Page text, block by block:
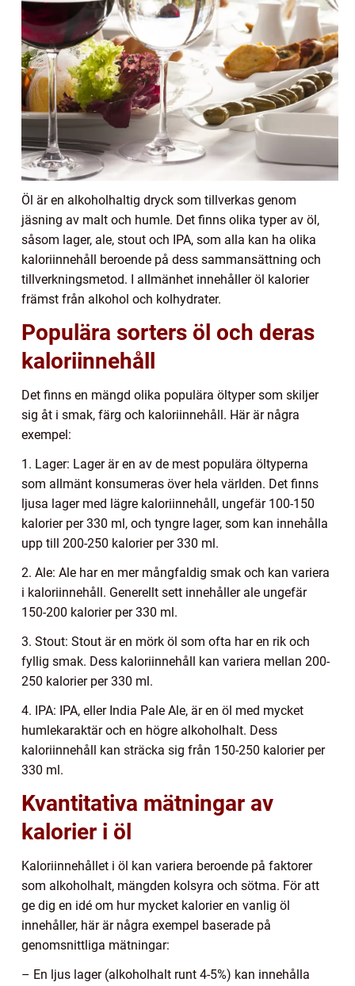
Öl är en alkoholhaltig dryck som tillverkas genom
jäsning av malt och humle. Det finns olika typer av öl,
såsom lager, ale, stout och IPA, som alla kan ha olika
kaloriinnehåll beroende på dess sammansättning och
tillverkningsmetod. I allmänhet innehåller öl kalorier
främst från alkohol och kolhydrater.
Populära sorters öl och deras
kaloriinnehåll
Det finns en mängd olika populära öltyper som skiljer
sig åt i smak, färg och kaloriinnehåll. Här är några
exempel:
1. Lager: Lager är en av de mest populära öltyperna
som allmänt konsumeras över hela världen. Det finns
ljusa lager med lägre kaloriinnehåll, ungefär 100-150
kalorier per 330 ml, och tyngre lager, som kan innehålla
upp till 200-250 kalorier per 330 ml.
2. Ale: Ale har en mer mångfaldig smak och kan variera
i kaloriinnehåll. Generellt sett innehåller ale ungefär
150-200 kalorier per 330 ml.
3. Stout: Stout är en mörk öl som ofta har en rik och
fyllig smak. Dess kaloriinnehåll kan variera mellan 200-
250 kalorier per 330 ml.
4. IPA: IPA, eller India Pale Ale, är en öl med mycket
humlekaraktär och en högre alkoholhalt. Dess
kaloriinnehåll kan sträcka sig från 150-250 kalorier per
330 ml.
Kvantitativa mätningar av
kalorier i öl
Kaloriinnehållet i öl kan variera beroende på faktorer
som alkoholhalt, mängden kolsyra och sötma. För att
ge dig en idé om hur mycket kalorier en vanlig öl
innehåller, här är några exempel baserade på
genomsnittliga mätningar:
– En ljus lager (alkoholhalt runt 4-5%) kan innehålla